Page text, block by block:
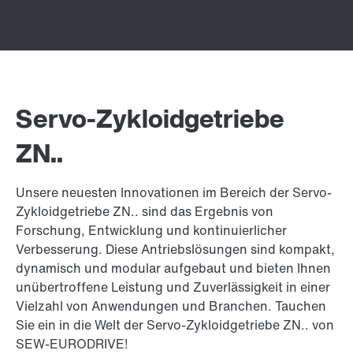
Servo-Zykloidgetriebe
ZN..
Unsere neuesten Innovationen im Bereich der Servo-
Zykloidgetriebe ZN.. sind das Ergebnis von
Forschung, Entwicklung und kontinuierlicher
Verbesserung. Diese Antriebslösungen sind kompakt,
dynamisch und modular aufgebaut und bieten Ihnen
unübertroffene Leistung und Zuverlässigkeit in einer
Vielzahl von Anwendungen und Branchen. Tauchen
Sie ein in die Welt der Servo-Zykloidgetriebe ZN.. von
SEW-EURODRIVE!